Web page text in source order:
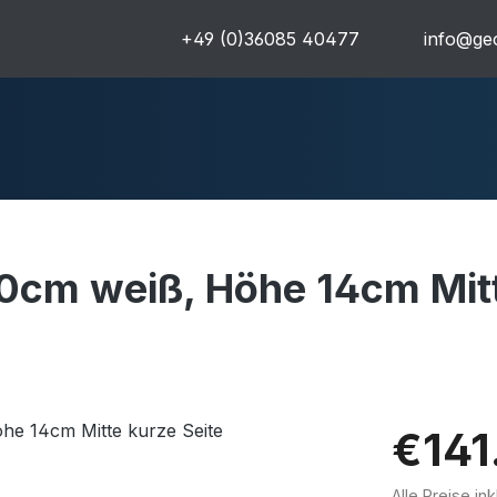
+49 (0)36085 40477
Komplettpakete
weiß, Höhe 14cm